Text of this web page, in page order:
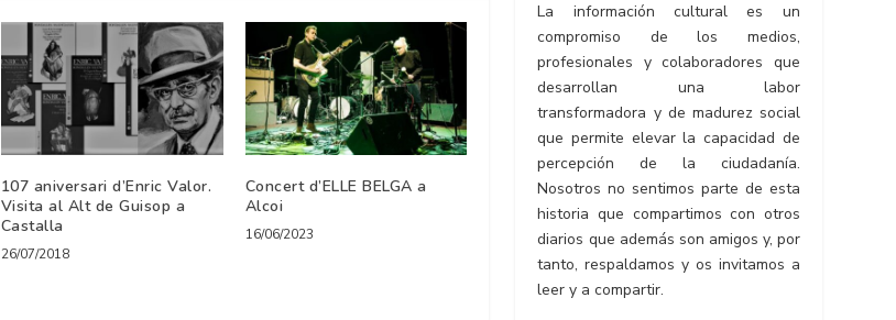
107 aniversari d’Enric Valor.
Visita al Alt de Guisop a
Castalla
26/07/2018
Concert d’ELLE BELGA a
Alcoi
16/06/2023
La información cultural es un
compromiso de los medios,
profesionales y colaboradores que
desarrollan una labor
transformadora y de madurez social
que permite elevar la capacidad de
percepción de la ciudadanía.
Nosotros no sentimos parte de esta
historia que compartimos con otros
diarios que además son amigos y, por
tanto, respaldamos y os invitamos a
leer y a compartir.